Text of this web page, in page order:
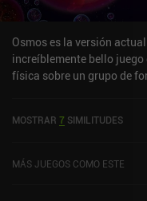
Osmos es la versión
increíblemente bello
física sobre un grupo de
proyectiles en esa
Pero hay que tener
MOSTRAR 7 SIMILITUDES
MÁS JUEGOS COMO ESTE